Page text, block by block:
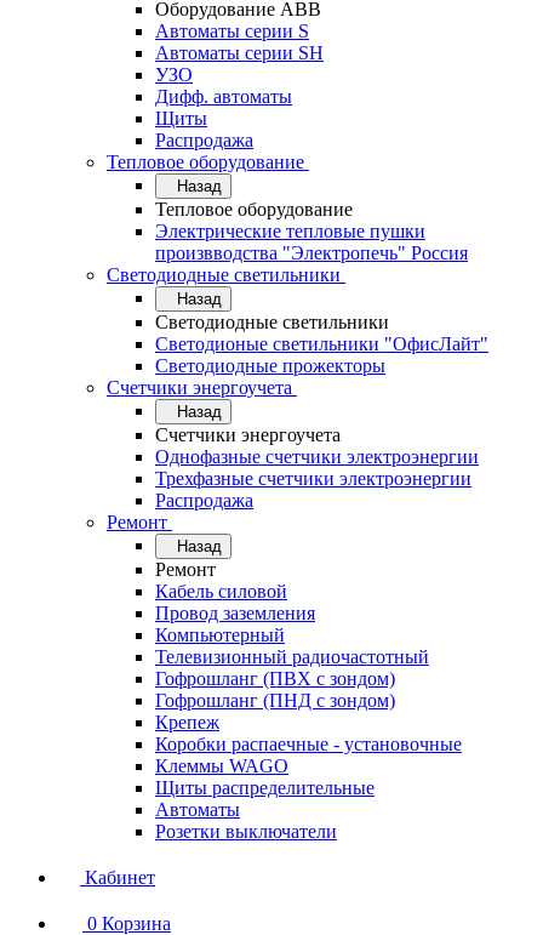
Оборудование АВВ
Автоматы серии S
Автоматы серии SH
УЗО
Дифф. автоматы
Щиты
Распродажа
Тепловое оборудование
Назад
Тепловое оборудование
Электрические тепловые пушки
произвводства "Электропечь" Россия
Светодиодные светильники
Назад
Светодиодные светильники
Светодионые светильники "ОфисЛайт"
Светодиодные прожекторы
Счетчики энергоучета
Назад
Счетчики энергоучета
Однофазные счетчики электроэнергии
Трехфазные счетчики электроэнергии
Распродажа
Ремонт
Назад
Ремонт
Кабель силовой
Провод заземления
Компьютерный
Телевизионный радиочастотный
Гофрошланг (ПВХ с зондом)
Гофрошланг (ПНД с зондом)
Крепеж
Коробки распаечные - установочные
Клеммы WAGO
Щиты распределительные
Автоматы
Розетки выключатели
Кабинет
0 Корзина